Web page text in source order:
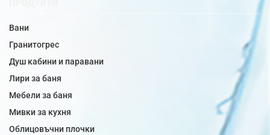
Вани
Гранитогрес
Душ кабини и паравани
Лири за баня
Мебели за баня
Мивки за кухня
Облицовъчни плочки